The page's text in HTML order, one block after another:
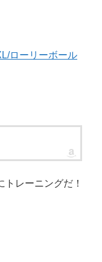
ローリーボール
レーニングだ！